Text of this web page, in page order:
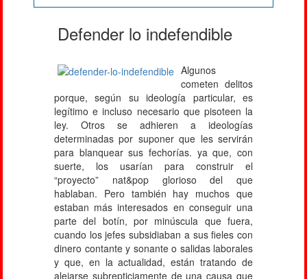
Defender lo indefendible
Algunos
cometen delitos
porque, según su ideología particular, es
legítimo e incluso necesario que pisoteen la
ley. Otros se adhieren a ideologías
determinadas por suponer que les servirán
para blanquear sus fechorías. ya que, con
suerte, los usarían para construir el
“proyecto” nat&pop glorioso del que
hablaban. Pero también hay muchos que
estaban más interesados en conseguir una
parte del botín, por minúscula que fuera,
cuando los jefes subsidiaban a sus fieles con
dinero contante y sonante o salidas laborales
y que, en la actualidad, están tratando de
alejarse subrepticiamente de una causa que